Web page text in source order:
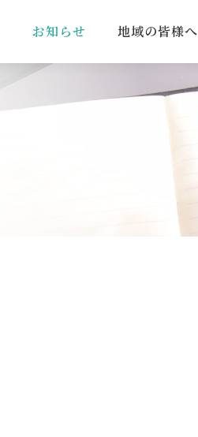
お知らせ 地域の皆様へ